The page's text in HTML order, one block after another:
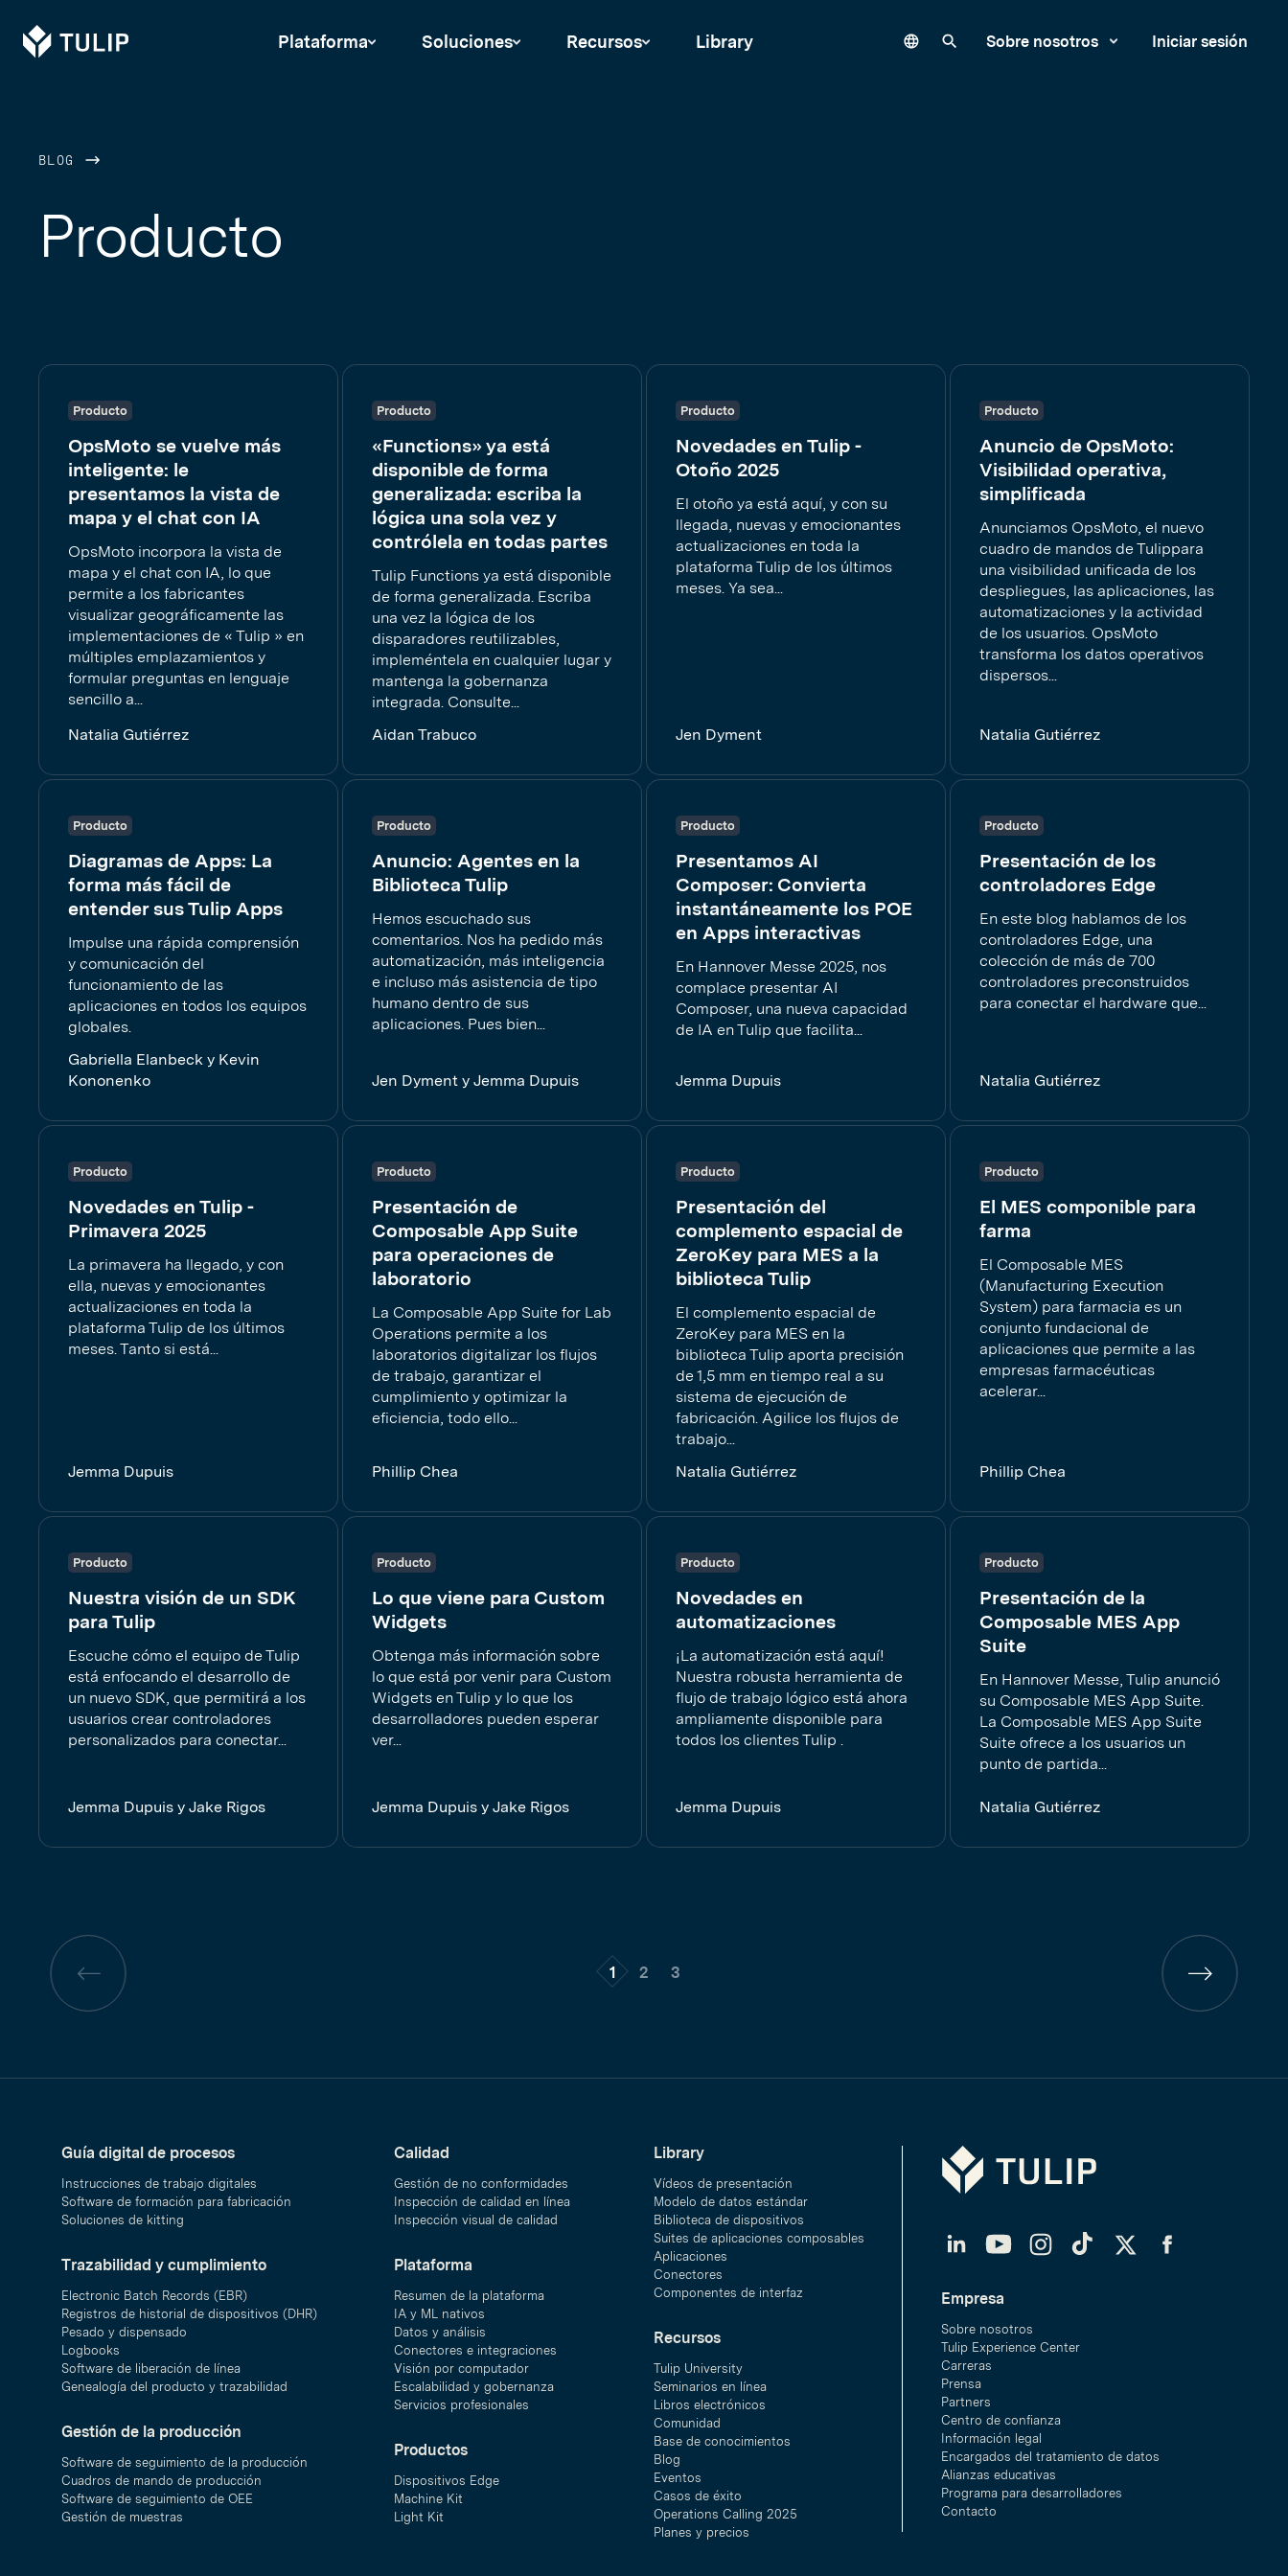
Tulip Plataforma Soluciones Recursos Library LanguageBuscar en nuestro sitio
Sobre nosotros Iniciar sesión
BLOG
Producto
Producto
OpsMoto se vuelve más
inteligente: le
presentamos la vista de
mapa y el chat con IA
OpsMoto incorpora la vista de
mapa y el chat con IA, lo que
permite a los fabricantes
visualizar geográficamente las
implementaciones de « Tulip » en
múltiples emplazamientos y
formular preguntas en lenguaje
sencillo a...
Natalia Gutiérrez
Producto
«Functions» ya está
disponible de forma
generalizada: escriba la
lógica una sola vez y
contrólela en todas partes
Tulip Functions ya está disponible
de forma generalizada. Escriba
una vez la lógica de los
disparadores reutilizables,
impleméntela en cualquier lugar y
mantenga la gobernanza
integrada. Consulte...
Aidan Trabuco
Producto
Novedades en Tulip -
Otoño 2025
El otoño ya está aquí, y con su
llegada, nuevas y emocionantes
actualizaciones en toda la
plataforma Tulip de los últimos
meses. Ya sea...
Jen Dyment
Producto
Anuncio de OpsMoto:
Visibilidad operativa,
simplificada
Anunciamos OpsMoto, el nuevo
cuadro de mandos de Tulippara
una visibilidad unificada de los
despliegues, las aplicaciones, las
automatizaciones y la actividad
de los usuarios. OpsMoto
transforma los datos operativos
dispersos...
Natalia Gutiérrez
Producto
Diagramas de Apps: La
forma más fácil de
entender sus Tulip Apps
Impulse una rápida comprensión
y comunicación del
funcionamiento de las
aplicaciones en todos los equipos
globales.
Gabriella Elanbeck y Kevin
Kononenko
Producto
Anuncio: Agentes en la
Biblioteca Tulip
Hemos escuchado sus
comentarios. Nos ha pedido más
automatización, más inteligencia
e incluso más asistencia de tipo
humano dentro de sus
aplicaciones. Pues bien...
Jen Dyment y Jemma Dupuis
Producto
Presentamos AI
Composer: Convierta
instantáneamente los POE
en Apps interactivas
En Hannover Messe 2025, nos
complace presentar AI
Composer, una nueva capacidad
de IA en Tulip que facilita...
Jemma Dupuis
Producto
Presentación de los
controladores Edge
En este blog hablamos de los
controladores Edge, una
colección de más de 700
controladores preconstruidos
para conectar el hardware que...
Natalia Gutiérrez
Producto
Novedades en Tulip -
Primavera 2025
La primavera ha llegado, y con
ella, nuevas y emocionantes
actualizaciones en toda la
plataforma Tulip de los últimos
meses. Tanto si está...
Jemma Dupuis
Producto
Presentación de
Composable App Suite
para operaciones de
laboratorio
La Composable App Suite for Lab
Operations permite a los
laboratorios digitalizar los flujos
de trabajo, garantizar el
cumplimiento y optimizar la
eficiencia, todo ello...
Phillip Chea
Producto
Presentación del
complemento espacial de
ZeroKey para MES a la
biblioteca Tulip
El complemento espacial de
ZeroKey para MES en la
biblioteca Tulip aporta precisión
de 1,5 mm en tiempo real a su
sistema de ejecución de
fabricación. Agilice los flujos de
trabajo...
Natalia Gutiérrez
Producto
El MES componible para
farma
El Composable MES
(Manufacturing Execution
System) para farmacia es un
conjunto fundacional de
aplicaciones que permite a las
empresas farmacéuticas
acelerar...
Phillip Chea
Producto
Nuestra visión de un SDK
para Tulip
Escuche cómo el equipo de Tulip
está enfocando el desarrollo de
un nuevo SDK, que permitirá a los
usuarios crear controladores
personalizados para conectar...
Jemma Dupuis y Jake Rigos
Producto
Lo que viene para Custom
Widgets
Obtenga más información sobre
lo que está por venir para Custom
Widgets en Tulip y lo que los
desarrolladores pueden esperar
ver...
Jemma Dupuis y Jake Rigos
Producto
Novedades en
automatizaciones
¡La automatización está aquí!
Nuestra robusta herramienta de
flujo de trabajo lógico está ahora
ampliamente disponible para
todos los clientes Tulip .
Jemma Dupuis
Producto
Presentación de la
Composable MES App
Suite
En Hannover Messe, Tulip anunció
su Composable MES App Suite.
La Composable MES App Suite
Suite ofrece a los usuarios un
punto de partida...
Natalia Gutiérrez
Página
anterior
1 2 3
Página
anterior
Guía digital de procesos
Instrucciones de trabajo digitales
Software de formación para fabricación
Soluciones de kitting
Trazabilidad y cumplimiento
Electronic Batch Records (EBR)
Registros de historial de dispositivos (DHR)
Pesado y dispensado
Logbooks
Software de liberación de línea
Genealogía del producto y trazabilidad
Gestión de la producción
Software de seguimiento de la producción
Cuadros de mando de producción
Software de seguimiento de OEE
Gestión de muestras
Calidad
Gestión de no conformidades
Inspección de calidad en línea
Inspección visual de calidad
Plataforma
Resumen de la plataforma
IA y ML nativos
Datos y análisis
Conectores e integraciones
Visión por computador
Escalabilidad y gobernanza
Servicios profesionales
Productos
Dispositivos Edge
Machine Kit
Light Kit
Library
Vídeos de presentación
Modelo de datos estándar
Biblioteca de dispositivos
Suites de aplicaciones composables
Aplicaciones
Conectores
Componentes de interfaz
Recursos
Tulip University
Seminarios en línea
Libros electrónicos
Comunidad
Base de conocimientos
Blog
Eventos
Casos de éxito
Operations Calling 2025
Planes y precios
Tulip
LinkedInYouTubeInstagramTikTokTwitterFacebook
Empresa
Sobre nosotros
Tulip Experience Center
Carreras
Prensa
Partners
Centro de confianza
Información legal
Encargados del tratamiento de datos
Alianzas educativas
Programa para desarrolladores
Contacto